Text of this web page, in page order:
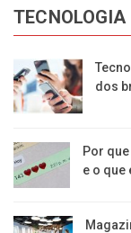
TECNOLOGIA
dos
Por
e o